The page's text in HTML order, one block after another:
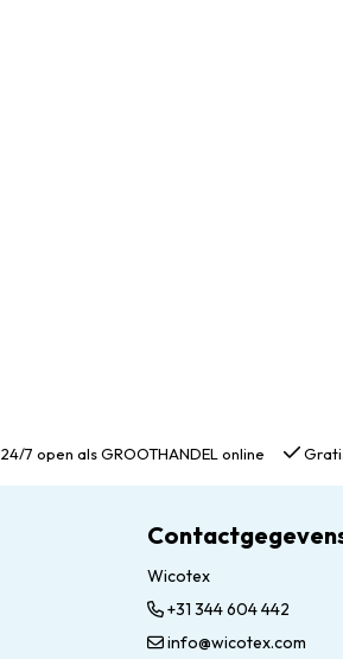
24/7 open als GROOTHANDEL online
Wicotex
+31 344 604 442
info@wicotex.com